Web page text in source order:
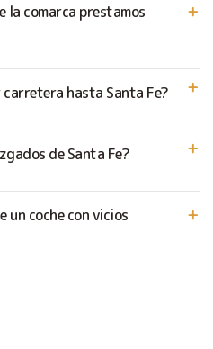
la comarca prestamos
carretera hasta Santa Fe?
de Santa Fe?
un coche con vicios